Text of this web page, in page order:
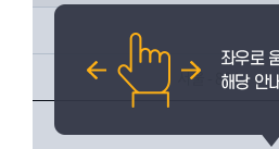
서울 - 864